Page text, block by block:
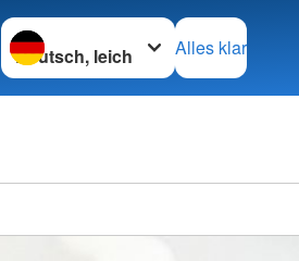
Sprache wechseln zu
Alles klar